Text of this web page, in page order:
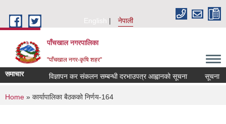
English
नेपाली
पाँचखाल नगरपालिका
"पाँचखाल नगर-कृषि शहर"
समाचार विज्ञापन कर संकलन सम्बन्धी दरभाउपत्र आह्वानको सूचना सूचना
You are here
Home » कार्यापालिका बैठकको निर्णय-164